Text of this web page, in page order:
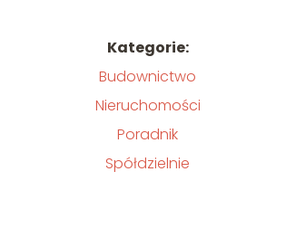
Kategorie:
Budownictwo
Nieruchomości
Poradnik
Spółdzielnie